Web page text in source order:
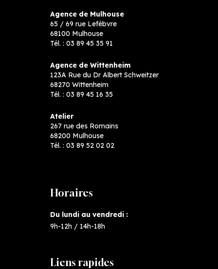
Agence de Mulhouse
65 / 69 rue Lefèbvre
68100 Mulhouse
Tél. :03 89 45 35 91
Agence de Wittenheim
123A Rue du Dr Albert Schweitzer
68270 Wittenheim
Tél. :03 89 45 16 35
Atelier
267 rue des Romains
68200 Mulhouse
Tél. :03 89 52 02 02
Horaires
Du lundi au vendredi :
9h-12h / 14h-18h
Liens rapides